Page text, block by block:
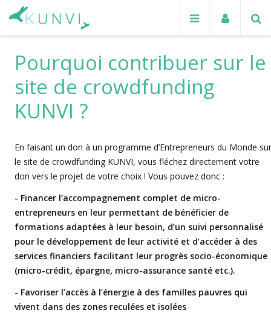
Pourquoi contribuer sur le
site de crowdfunding
KUNVI ?
En faisant un don à un programme d’Entrepreneurs du Monde sur
le site de crowdfunding KUNVI, vous fléchez directement votre
don vers le projet de votre choix ! Vous pouvez donc :
- Financer l’accompagnement complet de micro-
entrepreneurs en leur permettant de bénéficier de
formations adaptées à leur besoin, d’un suivi personnalisé
pour le développement de leur activité et d’accéder à des
services financiers facilitant leur progrès socio-économique
(micro-crédit, épargne, micro-assurance santé etc.).
- Favoriser l’accès à l’énergie à des familles pauvres qui
vivent dans des zones reculées et isolées